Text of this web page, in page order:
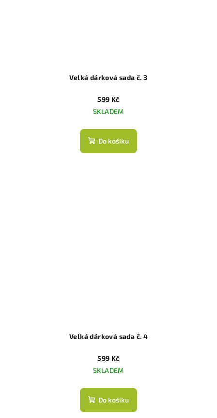
Velká dárková sada č. 3
599 Kč
SKLADEM
Do košíku
Velká dárková sada č. 4
599 Kč
SKLADEM
Do košíku